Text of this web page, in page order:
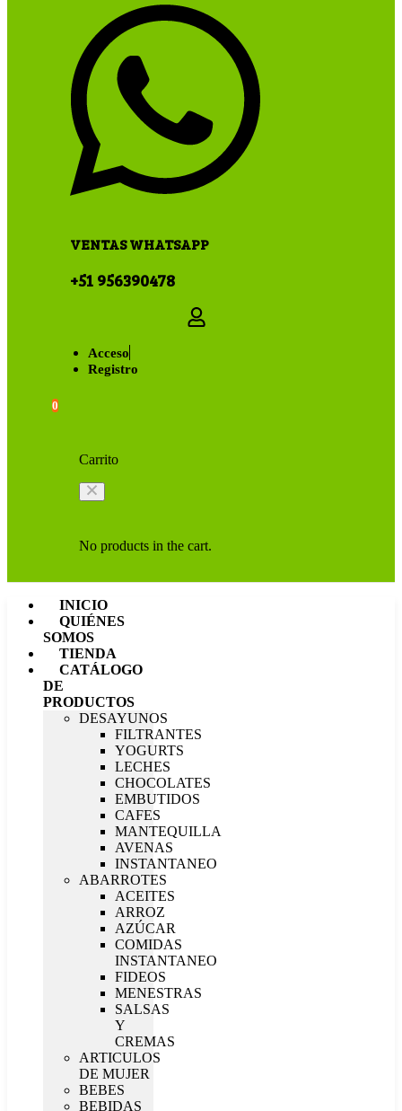
VENTAS WHATSAPP
+51 956390478
Acceso
Registro
0
Carrito
No products in the cart.
INICIO
QUIÉNES
SOMOS
TIENDA
CATÁLOGO
DE
PRODUCTOS
DESAYUNOS
FILTRANTES
YOGURTS
LECHES
CHOCOLATES
EMBUTIDOS
CAFES
MANTEQUILLA
AVENAS
INSTANTANEO
ABARROTES
ACEITES
ARROZ
AZÚCAR
COMIDAS
INSTANTANEO
FIDEOS
MENESTRAS
SALSAS
Y
CREMAS
ARTICULOS
DE MUJER
BEBES
BEBIDAS